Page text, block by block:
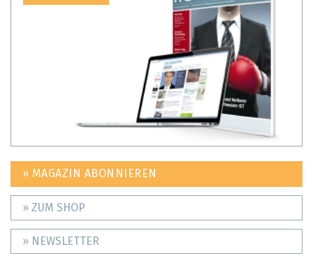
» MAGAZIN ABONNIEREN
» ZUM SHOP
» NEWSLETTER